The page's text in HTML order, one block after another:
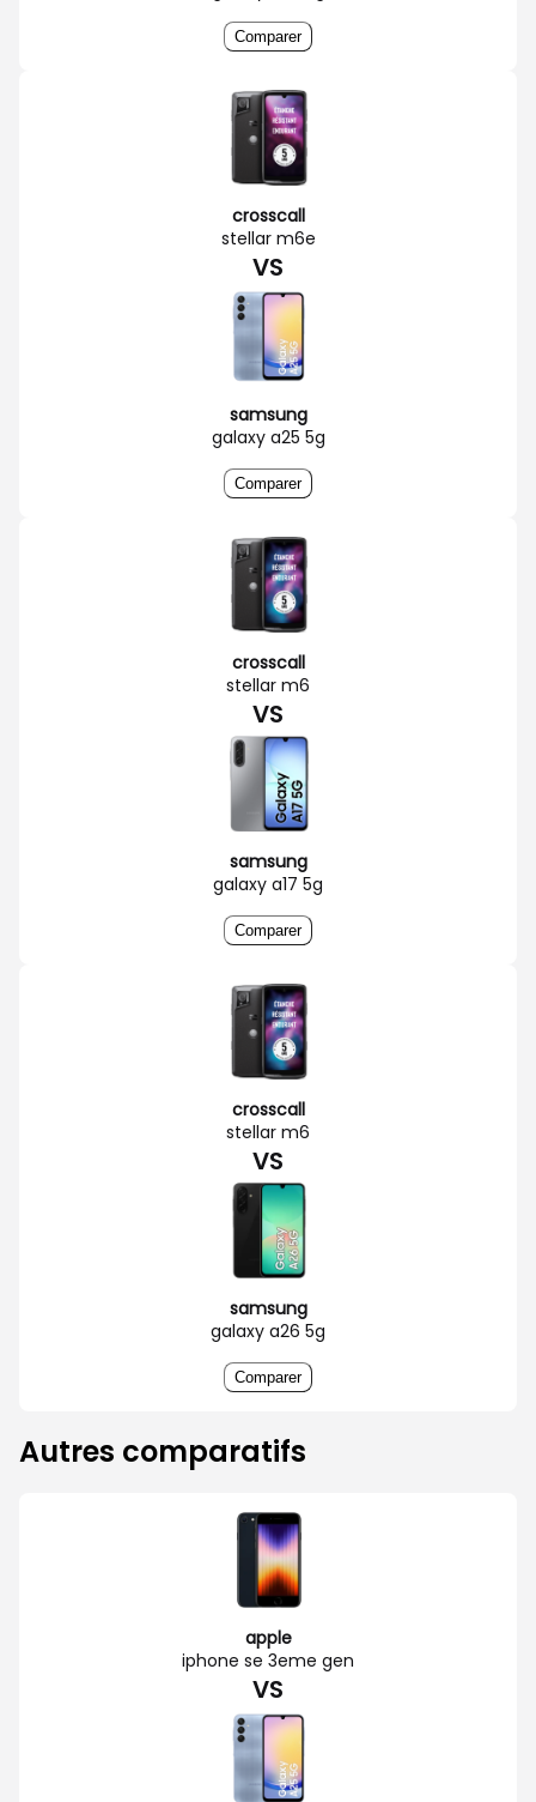
Comparer
crosscall
stellar m6e
VS
samsung
galaxy a25 5g
Comparer
crosscall
stellar m6
VS
samsung
galaxy a17 5g
Comparer
crosscall
stellar m6
VS
samsung
galaxy a26 5g
Comparer
Autres comparatifs
apple
iphone se 3eme gen
VS